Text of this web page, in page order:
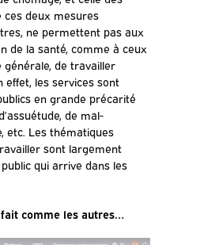
ces deux mesures
ne permettent pas aux
de la santé, comme à ceux
de travailler
effet, les services sont
en grande précarité
de mal-
etc. Les thématiques
sont largement
qui arrive dans les
comme les autres…